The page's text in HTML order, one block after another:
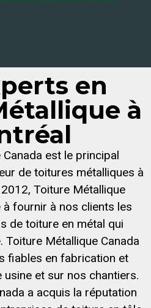
en
à
est le principal
de toitures métalliques à
Toiture Métallique
fournir à nos clients les
de toiture en métal qui
Toiture Métallique Canada
fiables en fabrication et
et sur nos chantiers.
a acquis la réputation